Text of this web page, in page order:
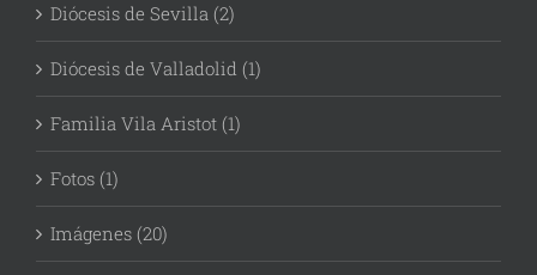
Diócesis de Sevilla (2)
Diócesis de Valladolid (1)
Familia Vila Aristot (1)
Fotos (1)
Imágenes (20)